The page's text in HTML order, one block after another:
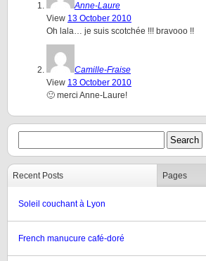
Anne-Laure
View 13 October 2010
Oh lala… je suis scotchée !!! bravooo !!
Camille-Fraise
View 13 October 2010
🙂 merci Anne-Laure!
Recent Posts Pages
Soleil couchant à Lyon
French manucure café-doré